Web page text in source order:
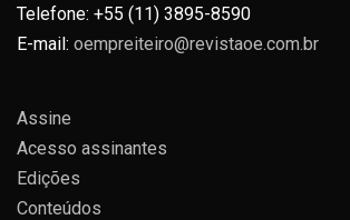
Telefone: +55 (11) 3895-8590
E-mail: oempreiteiro@revistaoe.com.br
Assine
Acesso assinantes
Edições
Conteúdos